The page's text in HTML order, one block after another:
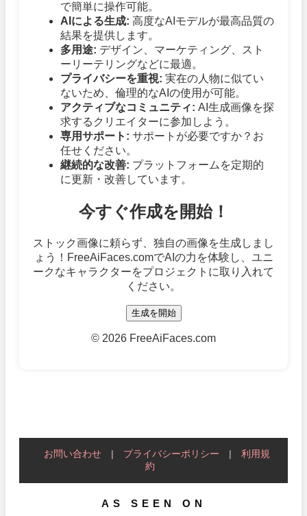
で簡単に操作可能。
AIによる生成: 高度なAIモデルが最高品質の
結果を提供します。
多用途: デザイン、マーケティング、スト
ーリーテリングなどに最適。
プライバシーを重視: 実在の人物に似てい
ないため、倫理的なAIの使用が可能。
アクティブなコミュニティ: AI生成画像を探
求するクリエイターに参加しよう。
専用サポート: サポートが必要ですか？お
任せください。
継続的な改善: プラットフォームを定期的
に更新・改善しています。
今すぐ作成を開始！
ストック画像に頼らず、独自の画像を生成しまし
ょう！FreeAiFaces.comでAIの力を体験し、ユニ
ークなキャラクターをプロジェクトに取り入れて
ください。
生成を開始
© 2026 FreeAiFaces.com
お問い合わせ | プライバシーポリシー |
利用規
約
AS SEEN ON